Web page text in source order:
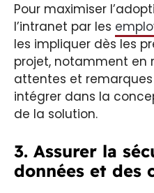
Pour maximiser
l’intranet par les
les impliquer dès les
projet, notamment en
attentes et
intégrer dans la
de la solution.
3. Assurer la
données et des